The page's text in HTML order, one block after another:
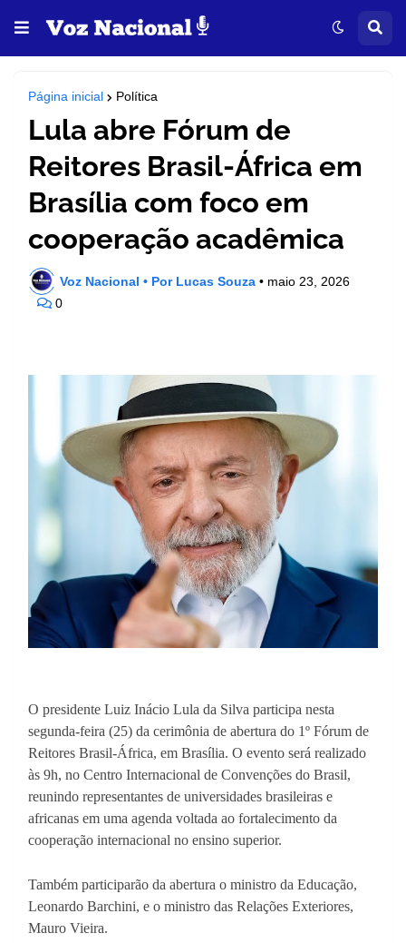
Página inicial Política
Lula abre Fórum de
Reitores Brasil-África em
Brasília com foco em
cooperação acadêmica
Voz Nacional • Por Lucas Souza • maio 23, 2026
0
O presidente Luiz Inácio Lula da Silva participa nesta
segunda-feira (25) da cerimônia de abertura do 1º Fórum de
Reitores Brasil-África, em Brasília. O evento será realizado
às 9h, no Centro Internacional de Convenções do Brasil,
reunindo representantes de universidades brasileiras e
africanas em uma agenda voltada ao fortalecimento da
cooperação internacional no ensino superior.
Também participarão da abertura o ministro da Educação,
Leonardo Barchini, e o ministro das Relações Exteriores,
Mauro Vieira.